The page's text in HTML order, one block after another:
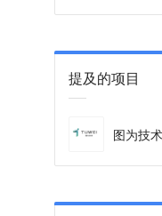
提及的项目
图为技术